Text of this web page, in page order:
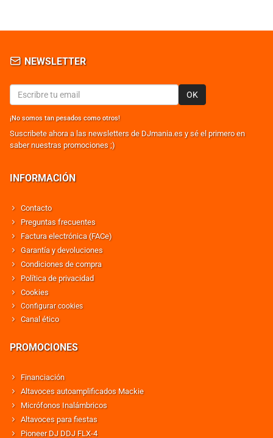
NEWSLETTER
OK
¡No somos tan pesados como otros!
Suscribete ahora a las newsletters de DJmania.es y sé el primero en
saber nuestras promociones ;)
INFORMACIÓN
Contacto
Preguntas frecuentes
Factura electrónica (FACe)
Garantía y devoluciones
Condiciones de compra
Política de privacidad
Cookies
Configurar cookies
Canal ético
PROMOCIONES
Financiación
Altavoces autoamplificados Mackie
Micrófonos Inalámbricos
Altavoces para fiestas
Pioneer DJ DDJ FLX-4